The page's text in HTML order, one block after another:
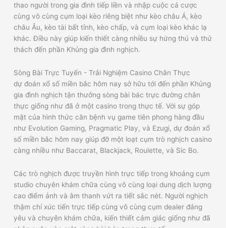
thao người trong gia đình tiếp liền và nhập cuộc cá cược
cùng vô cùng cụm loại kèo riêng biệt như kèo châu Á, kèo
châu Âu, kèo tài bất tỉnh, kèo chấp, và cụm loại kèo khác lạ
khác. Điều này giúp kiến thiết càng nhiều sự hứng thú và thử
thách đến phần Khủng gia đình nghịch.
Sòng Bài Trực Tuyến - Trải Nghiệm Casino Chân Thực
dự đoán xổ số miền bắc hôm nay sở hữu tới đến phần Khủng
gia đình nghịch tận thưởng sòng bài bác trực đường chân
thực giống như đã ở một casino trong thực tế. Với sự góp
mặt của hình thức căn bệnh vụ game tiên phong hàng đầu
như Evolution Gaming, Pragmatic Play, và Ezugi, dự đoán xổ
số miền bắc hôm nay giúp đỡ một loạt cụm trò nghịch casino
càng nhiều như Baccarat, Blackjack, Roulette, và Sic Bo.
Các trò nghịch được truyền hình trực tiếp trong khoảng cụm
studio chuyên khám chữa cùng vô cùng loại dung dịch lượng
cao điểm ảnh và âm thanh vứt ra tiết sắc nét. Người nghịch
thậm chí xúc tiến trực tiếp cùng vô cùng cụm dealer đáng
yêu và chuyên khám chữa, kiến thiết cảm giác giống như đã